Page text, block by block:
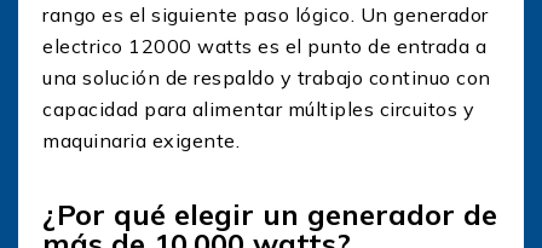
rango es el siguiente paso lógico. Un generador
electrico 12000 watts es el punto de entrada a
una solución de respaldo y trabajo continuo con
capacidad para alimentar múltiples circuitos y
maquinaria exigente.
¿Por qué elegir un generador de